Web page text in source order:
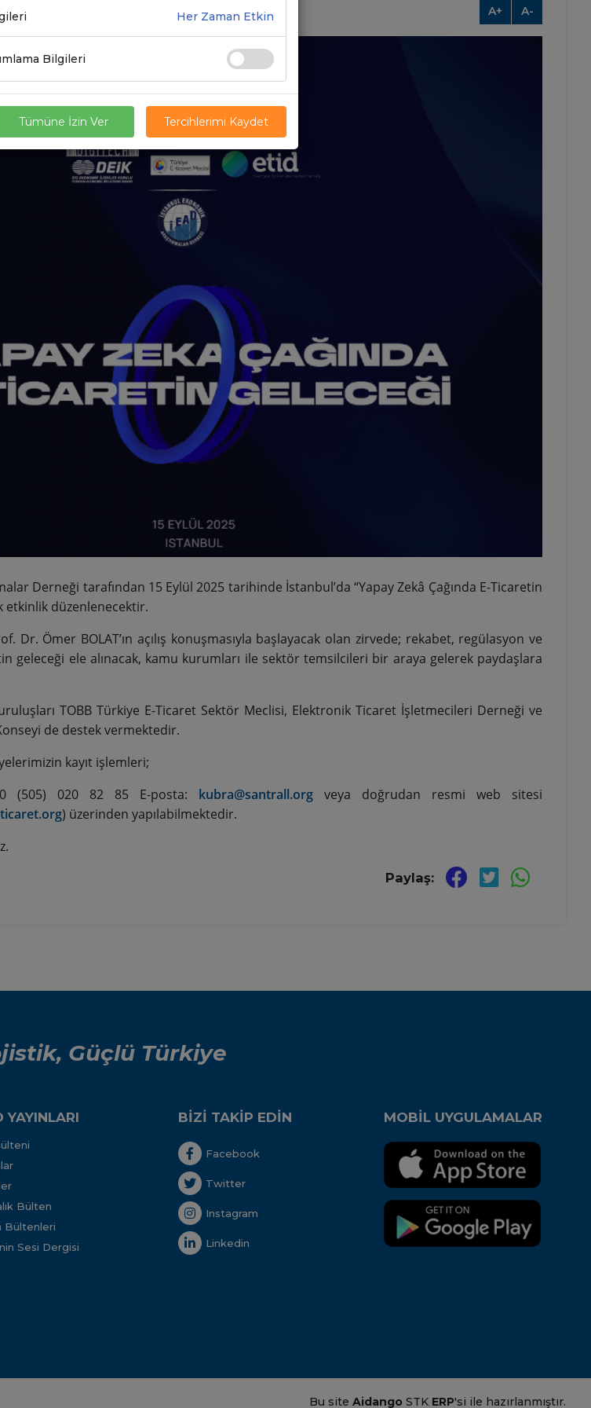
A+ A-
Derneği tarafından 15 Eylül 2025 tarihinde İstanbul’da “Yapay Zekâ Çağında E-Ticaretin
etkinlik düzenlenecektir.
Dr. Ömer BOLAT’ın açılış konuşmasıyla başlayacak olan zirvede; rekabet, regülasyon ve
geleceği ele alınacak, kamu kurumları ile sektör temsilcileri bir araya gelerek paydaşlara
TOBB Türkiye E-Ticaret Sektör Meclisi, Elektronik Ticaret İşletmecileri Derneği ve
de destek vermektedir.
kayıt işlemleri;
(505) 020 82 85 E-posta: kubra@santrall.org veya doğrudan resmi web sitesi
) üzerinden yapılabilmektedir.
Paylaş:
Güçlü Türkiye
YAYINLARI
Bülten
Bültenleri
Sesi Dergisi
BİZİ TAKİP EDİN
Facebook
Twitter
Instagram
Linkedin
MOBİL UYGULAMALAR
Bu site Aidango STK ERP'si ile hazırlanmıştır.
Her Zaman Etkin
Bilgileri
Tümüne İzin Ver Tercihlerimi Kaydet